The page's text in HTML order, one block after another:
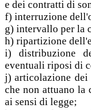
e dei contratti di
f) interruzione
g) intervallo per la
h) ripartizione
i) distribuzione
eventuali riposi di
j) articolazione dei
che non attuano la
ai sensi di legge;